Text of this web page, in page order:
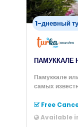
1-дневный
ПАМУККАЛЕ
Памуккале
самых
Free
Available